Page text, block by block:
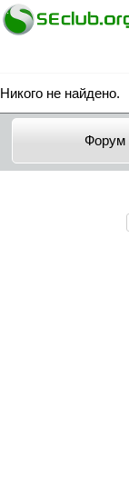
Никого не найдено.
Форум